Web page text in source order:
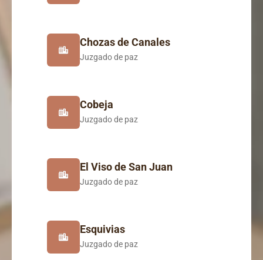
Chozas de Canales
Juzgado de paz
Cobeja
Juzgado de paz
El Viso de San Juan
Juzgado de paz
Esquivias
Juzgado de paz